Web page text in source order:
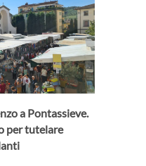
a Pontassieve.
per tutelare